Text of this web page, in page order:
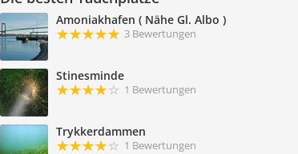
Amoniakhafen ( Nähe Gl. Albo )
3 Bewertungen
Stinesminde
1 Bewertungen
Trykkerdammen
1 Bewertungen